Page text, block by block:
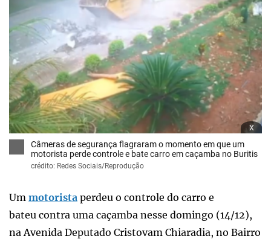
x
Câmeras de segurança flagraram o momento em que um
motorista perde controle e bate carro em caçamba no Buritis
crédito: Redes Sociais/Reprodução
Um motorista perdeu o controle do carro e
bateu contra uma caçamba nesse domingo (14/12),
na Avenida Deputado Cristovam Chiaradia, no Bairro